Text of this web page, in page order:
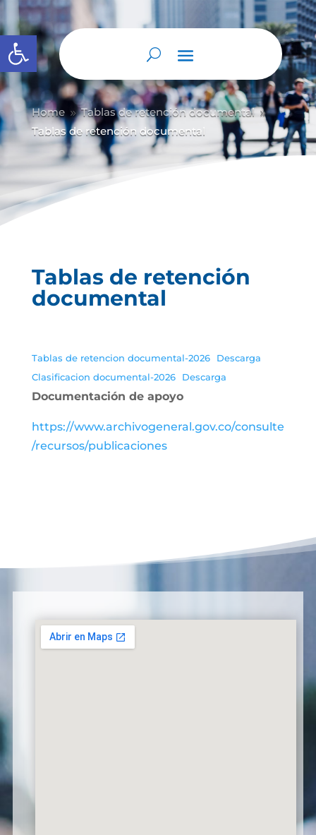
Abrir barra de herramientas
Home 9 Tablas de retención documental 9
Tablas de retención documental
Tablas de retención
documental
Tablas de retencion documental-2026
Descarga
Clasificacion documental-2026
Descarga
Documentación de apoyo
https://www.archivogeneral.gov.co/consulte
/recursos/publicaciones